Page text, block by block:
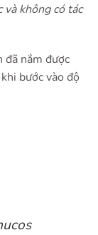
không có tác
đã nắm được
bước vào độ